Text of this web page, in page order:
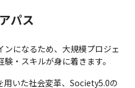
パス
になるため、大規模プロジェ
・スキルが身に着きます。
用いた社会変革、Society5.0の